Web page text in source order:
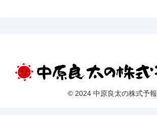
© 2024 中原良太の株式予報.